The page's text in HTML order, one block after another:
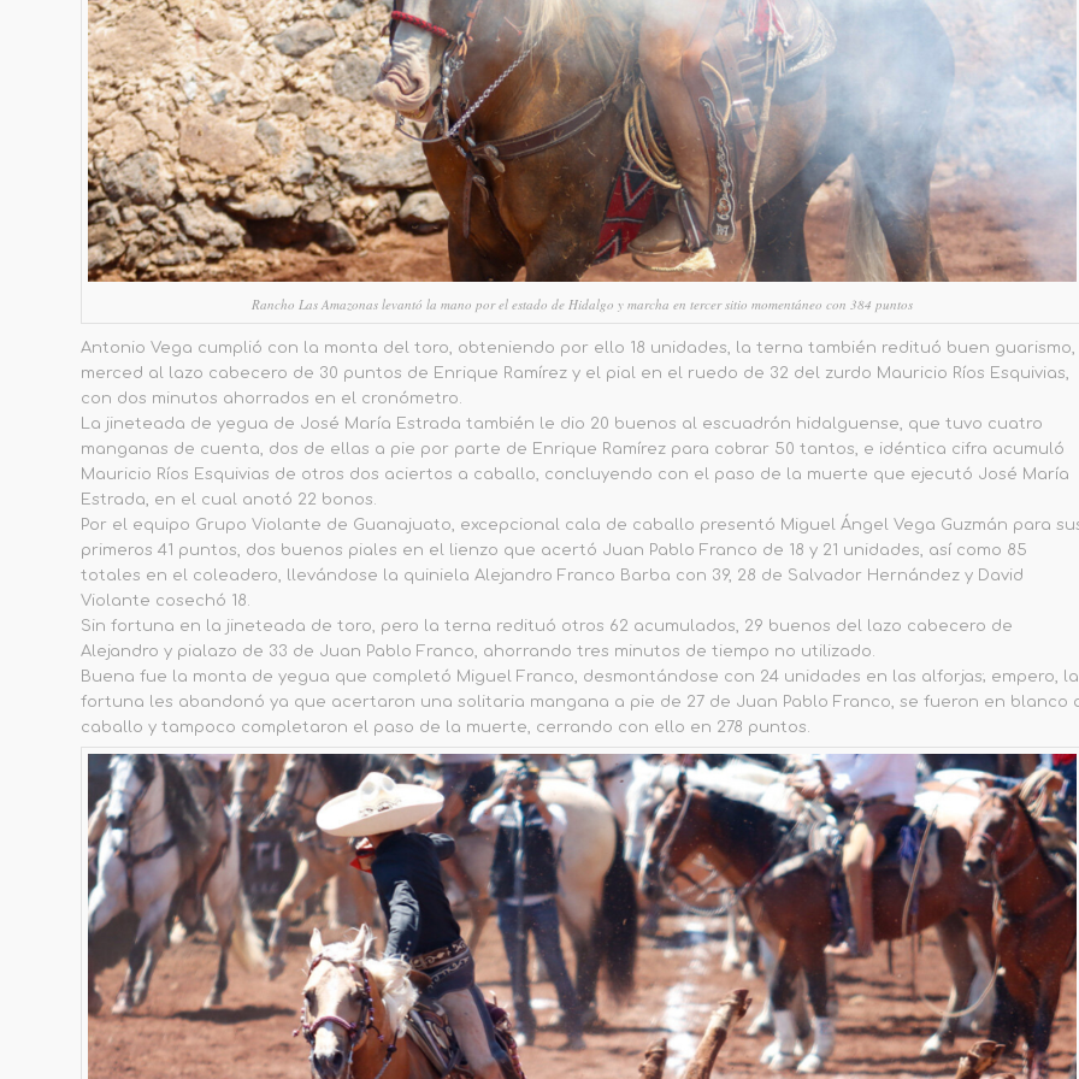
Rancho Las Amazonas levantó la mano por el estado de Hidalgo y marcha en tercer sitio momentáneo con 384 puntos
Antonio Vega cumplió con la monta del toro, obteniendo por ello 18 unidades, la terna también redituó buen guarismo,
merced al lazo cabecero de 30 puntos de Enrique Ramírez y el pial en el ruedo de 32 del zurdo Mauricio Ríos Esquivias,
con dos minutos ahorrados en el cronómetro.
La jineteada de yegua de José María Estrada también le dio 20 buenos al escuadrón hidalguense, que tuvo cuatro
manganas de cuenta, dos de ellas a pie por parte de Enrique Ramírez para cobrar 50 tantos, e idéntica cifra acumuló
Mauricio Ríos Esquivias de otros dos aciertos a caballo, concluyendo con el paso de la muerte que ejecutó José María
Estrada, en el cual anotó 22 bonos.
Por el equipo Grupo Violante de Guanajuato, excepcional cala de caballo presentó Miguel Ángel Vega Guzmán para
primeros 41 puntos, dos buenos piales en el lienzo que acertó Juan Pablo Franco de 18 y 21 unidades, así como 85
totales en el coleadero, llevándose la quiniela Alejandro Franco Barba con 39, 28 de Salvador Hernández y David
Violante cosechó 18.
Sin fortuna en la jineteada de toro, pero la terna redituó otros 62 acumulados, 29 buenos del lazo cabecero de
Alejandro y pialazo de 33 de Juan Pablo Franco, ahorrando tres minutos de tiempo no utilizado.
Buena fue la monta de yegua que completó Miguel Franco, desmontándose con 24 unidades en las alforjas; empero, la
fortuna les abandonó ya que acertaron una solitaria mangana a pie de 27 de Juan Pablo Franco, se fueron en blanco
caballo y tampoco completaron el paso de la muerte, cerrando con ello en 278 puntos.